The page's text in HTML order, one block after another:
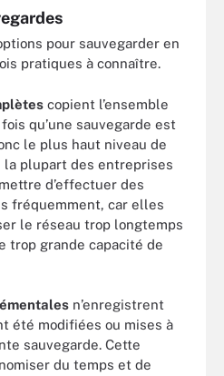
pour sauvegarder en
pratiques à connaître.
copient l’ensemble
qu’une sauvegarde est
le plus haut niveau de
la plupart des entreprises
d’effectuer des
fréquemment, car elles
le réseau trop longtemps
trop grande capacité de
n’enregistrent
été modifiées ou mises à
sauvegarde. Cette
du temps et de